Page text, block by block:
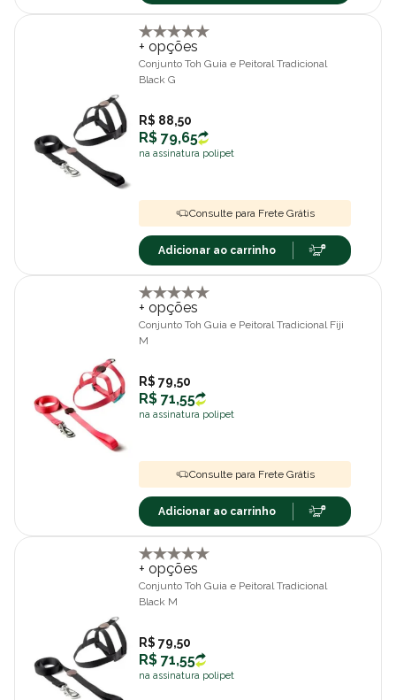
+ opções
Conjunto Toh Guia e Peitoral Tradicional
Black G
R$ 88,50
R$ 79,65
na assinatura polipet
Consulte para Frete Grátis
Adicionar ao carrinho
+ opções
Conjunto Toh Guia e Peitoral Tradicional Fiji
M
R$ 79,50
R$ 71,55
na assinatura polipet
Consulte para Frete Grátis
Adicionar ao carrinho
+ opções
Conjunto Toh Guia e Peitoral Tradicional
Black M
R$ 79,50
R$ 71,55
na assinatura polipet